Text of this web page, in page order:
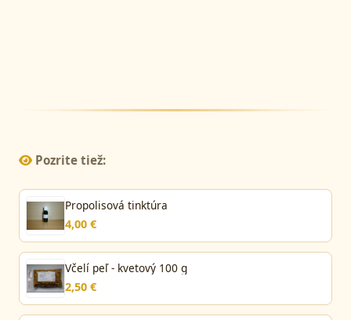
Pozrite tiež:
Propolisová tinktúra
4,00 €
Včelí peľ - kvetový 100 g
2,50 €